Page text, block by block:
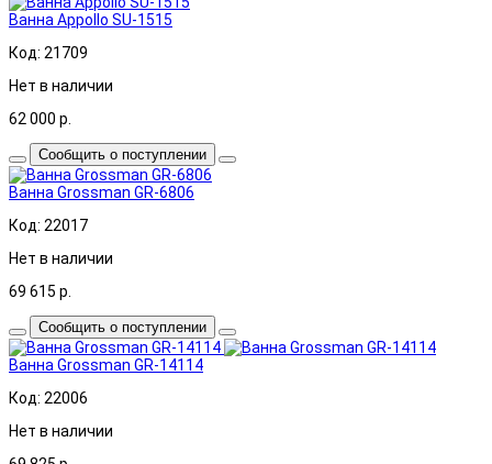
Ванна Appollo SU-1515
Код: 21709
Нет в наличии
62 000 р.
Сообщить о поступлении
Ванна Grossman GR-6806
Код: 22017
Нет в наличии
69 615 р.
Сообщить о поступлении
Ванна Grossman GR-14114
Код: 22006
Нет в наличии